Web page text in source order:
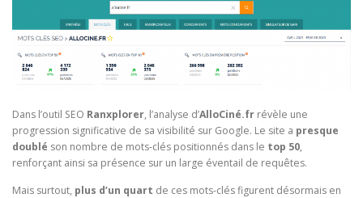
Dans l’outil SEO Ranxplorer, l’analyse d’AlloCiné.fr révèle une
progression significative de sa visibilité sur Google. Le site a presque
doublé son nombre de mots-clés positionnés dans le top 50,
renforçant ainsi sa présence sur un large éventail de requêtes.
Mais surtout, plus d’un quart de ces mots-clés figurent désormais en